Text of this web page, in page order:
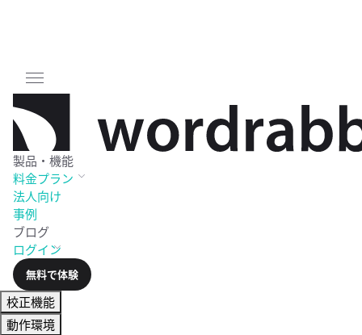
製品・機能
料金プラン
法人向け
事例
ブログ
ログイン
無料で体験
校正機能
動作環境